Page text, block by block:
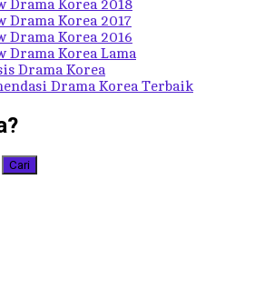
Drama Korea 2018
Drama Korea 2017
Drama Korea 2016
Drama Korea Lama
Drama Korea
Drama Korea Terbaik